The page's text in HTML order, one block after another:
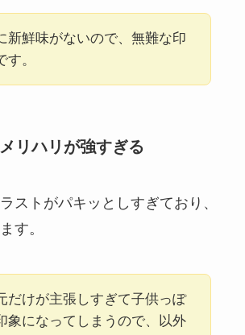
新鮮味がないので、無難な印
す。
リハリが強すぎる
ストがパキッとしすぎており、
す。
だけが主張しすぎて子供っぽ
象になってしまうので、以外